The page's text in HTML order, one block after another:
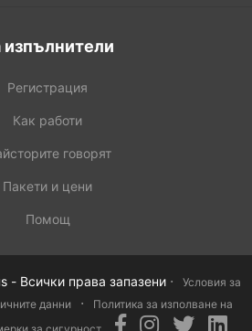
изпълнители
Регистрация
Как работи
говорят
Пакети и цени
Помощ
- Всички права запазени ·
Условия за
данни ·
Политика за изполване на